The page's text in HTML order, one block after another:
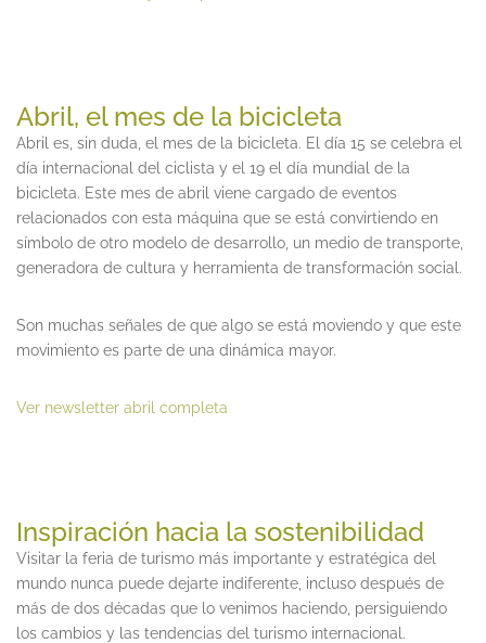
Abril, el mes de la bicicleta
Abril es, sin duda, el mes de la bicicleta. El día 15 se celebra el
día internacional del ciclista y el 19 el día mundial de la
bicicleta. Este mes de abril viene cargado de eventos
relacionados con esta máquina que se está convirtiendo en
símbolo de otro modelo de desarrollo, un medio de transporte,
generadora de cultura y herramienta de transformación social.
Son muchas señales de que algo se está moviendo y que este
movimiento es parte de una dinámica mayor.
Ver newsletter abril completa
Inspiración hacia la sostenibilidad
Visitar la feria de turismo más importante y estratégica del
mundo nunca puede dejarte indiferente, incluso después de
más de dos décadas que lo venimos haciendo, persiguiendo
los cambios y las tendencias del turismo internacional.